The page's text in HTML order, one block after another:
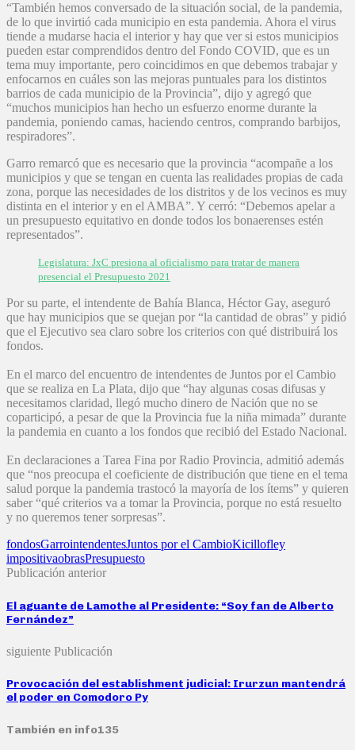
“También hemos conversado de la situación social, de la pandemia,
de lo que invirtió cada municipio en esta pandemia. Ahora el virus
tiende a mudarse hacia el interior y hay que ver si estos municipios
pueden estar comprendidos dentro del Fondo COVID, que es un
tema muy importante, pero coincidimos en que debemos trabajar y
enfocarnos en cuáles son las mejoras puntuales para los distintos
barrios de cada municipio de la Provincia”, dijo y agregó que
“muchos municipios han hecho un esfuerzo enorme durante la
pandemia, poniendo camas, haciendo centros, comprando barbijos,
respiradores”.
Garro remarcó que es necesario que la provincia “acompañe a los
municipios y que se tengan en cuenta las realidades propias de cada
zona, porque las necesidades de los distritos y de los vecinos es muy
distinta en el interior y en el AMBA”. Y cerró: “Debemos apelar a
un presupuesto equitativo en donde todos los bonaerenses estén
representados”.
Legislatura: JxC presiona al oficialismo para tratar de manera
presencial el Presupuesto 2021
Por su parte, el intendente de Bahía Blanca, Héctor Gay, aseguró
que hay municipios que se quejan por “la cantidad de obras” y pidió
que el Ejecutivo sea claro sobre los criterios con qué distribuirá los
fondos.
En el marco del encuentro de intendentes de Juntos por el Cambio
que se realiza en La Plata, dijo que “hay algunas cosas difusas y
necesitamos claridad, llegó mucho dinero de Nación que no se
coparticipó, a pesar de que la Provincia fue la niña mimada” durante
la pandemia en cuanto a los fondos que recibió del Estado Nacional.
En declaraciones a Tarea Fina por Radio Provincia, admitió además
que “nos preocupa el coeficiente de distribución que tiene en el tema
salud porque la pandemia trastocó la mayoría de los ítems” y quieren
saber “qué criterios va a tomar la Provincia, porque no está resuelto
y no queremos tener sorpresas”.
fondosGarrointendentesJuntos por el CambioKicillofley
impositivaobrasPresupuesto
Publicación anterior
El aguante de Lamothe al Presidente: “Soy fan de Alberto
Fernández”
siguiente Publicación
Provocación del establishment judicial: Irurzun mantendrá
el poder en Comodoro Py
También en info135